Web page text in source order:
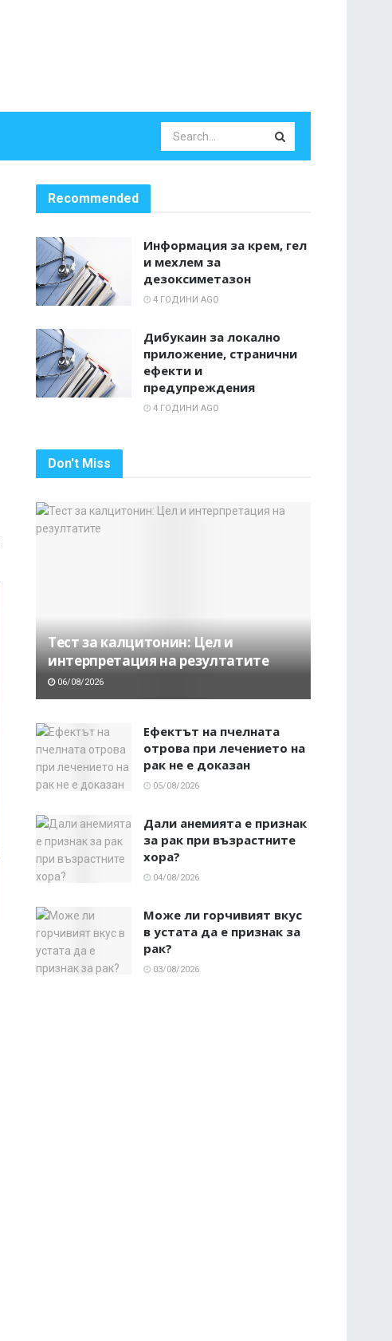
Recommended
Информация за крем, гел
и мехлем за
дезоксиметазон
4 ГОДИНИ AGO
Дибукаин за локално
приложение, странични
ефекти и
предупреждения
4 ГОДИНИ AGO
Don't Miss
Тест за калцитонин: Цел и
интерпретация на резултатите
06/08/2026
Ефектът на пчелната
отрова при лечението на
рак не е доказан
05/08/2026
Дали анемията е признак
за рак при възрастните
хора?
04/08/2026
Може ли горчивият вкус
в устата да е признак за
рак?
03/08/2026